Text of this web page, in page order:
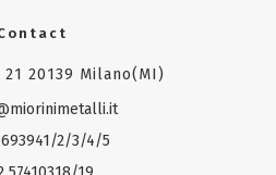
20139 Milano(MI)
2/3/4/5